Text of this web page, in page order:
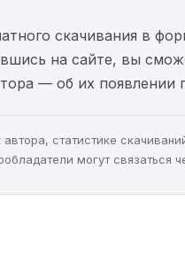
скачивания в
на сайте, вы
— об их появлении
статистике
могут связаться